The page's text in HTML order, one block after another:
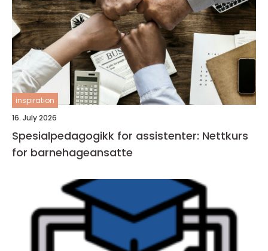
inspiration
16. July 2026
Spesialpedagogikk for assistenter: Nettkurs
for barnehageansatte